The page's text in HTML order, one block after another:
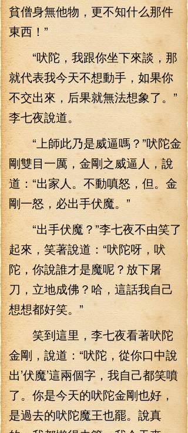
貧僧身無他物，更不知什么那件
東西！”
“吠陀，我跟你坐下來談，那
就代表我今天不想動手，如果你
不交出來，后果就無法想象了。”
李七夜說道。
“上師此乃是威逼嗎？”吠陀金
剛雙目一厲，金剛之威逼人，說
道：“出家人。不動嗔怒，但。金
剛一怒，必出手伏魔。”
“出手伏魔？”李七夜不由笑了
起來，笑著說道：“吠陀呀，吠
陀，你說誰才是魔呢？放下屠
刀，立地成佛？哈，這話我自己
想想都好笑。”
笑到這里，李七夜看著吠陀
金剛，說道：“吠陀，從你口中說
出’伏魔’這兩個字，我自己都笑噴
了。你是今天的吠陀金剛也好，
是過去的吠陀魔王也罷。說真